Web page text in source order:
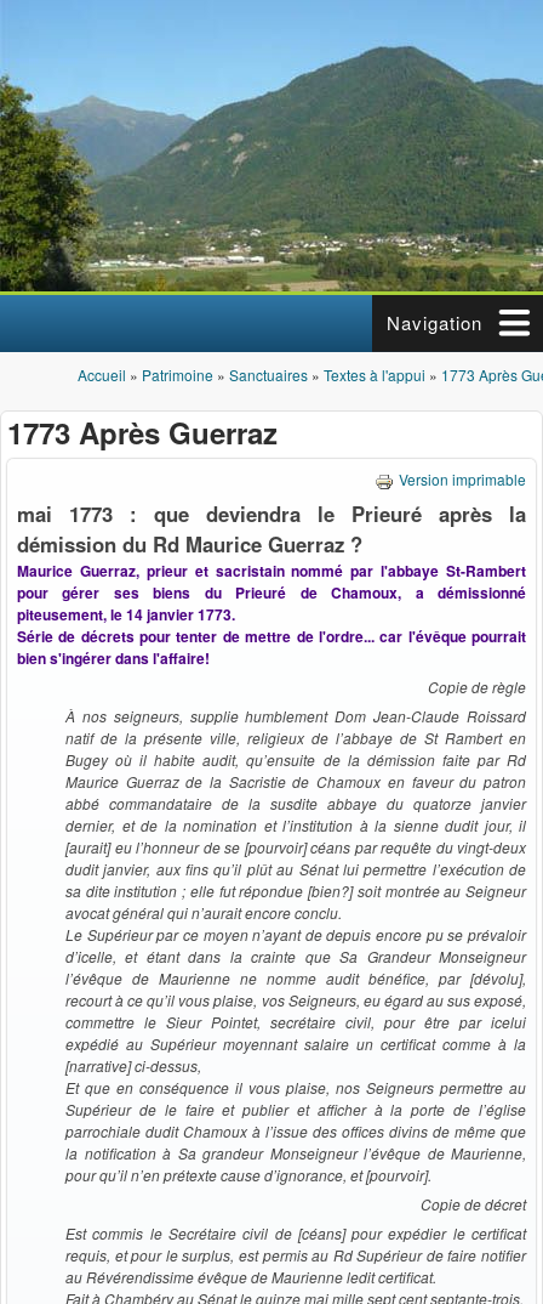
Navigation
Vous êtes ici
Accueil » Patrimoine » Sanctuaires » Textes à l'appui » 1773 Après
1773 Après Guerraz
Version imprimable
mai 1773 : que deviendra le Prieuré après la
démission du Rd Maurice Guerraz ?
Maurice Guerraz, prieur et sacristain nommé par l'abbaye St-Rambert
pour gérer ses biens du Prieuré de Chamoux, a démissionné
piteusement, le 14 janvier 1773.
Série de décrets pour tenter de mettre de l'ordre... car l'évêque pourrait
bien s'ingérer dans l'affaire!
Copie de règle
À nos seigneurs, supplie humblement Dom Jean-Claude Roissard
natif de la présente ville, religieux de l’abbaye de St Rambert en
Bugey où il habite audit, qu’ensuite de la démission faite par Rd
Maurice Guerraz de la Sacristie de Chamoux en faveur du patron
abbé commandataire de la susdite abbaye du quatorze janvier
dernier, et de la nomination et l’institution à la sienne dudit jour, il
[aurait] eu l’honneur de se [pourvoir] céans par requête du vingt-deux
dudit janvier, aux fins qu’il plût au Sénat lui permettre l’exécution de
sa dite institution ; elle fut répondue [bien?] soit montrée au Seigneur
avocat général qui n’aurait encore conclu.
Le Supérieur par ce moyen n’ayant de depuis encore pu se prévaloir
d’icelle, et étant dans la crainte que Sa Grandeur Monseigneur
l’évêque de Maurienne ne nomme audit bénéfice, par [dévolu],
recourt à ce qu’il vous plaise, vos Seigneurs, eu égard au sus exposé,
commettre le Sieur Pointet, secrétaire civil, pour être par icelui
expédié au Supérieur moyennant salaire un certificat comme à la
[narrative] ci-dessus,
Et que en conséquence il vous plaise, nos Seigneurs permettre au
Supérieur de le faire et publier et afficher à la porte de l’église
parrochiale dudit Chamoux à l’issue des offices divins de même que
la notification à Sa grandeur Monseigneur l’évêque de Maurienne,
pour qu’il n’en prétexte cause d’ignorance, et [pourvoir].
Copie de décret
Est commis le Secrétaire civil de [céans] pour expédier le certificat
requis, et pour le surplus, est permis au Rd Supérieur de faire notifier
au Révérendissime évêque de Maurienne ledit certificat.
Fait à Chambéry au Sénat le quinze mai mille sept cent septante-trois,